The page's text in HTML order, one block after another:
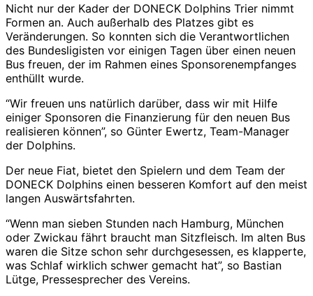
Nicht nur der Kader der DONECK Dolphins Trier nimmt
Formen an. Auch außerhalb des Platzes gibt es
Veränderungen. So konnten sich die Verantwortlichen
des Bundesligisten vor einigen Tagen über einen neuen
Bus freuen, der im Rahmen eines Sponsorenempfanges
enthüllt wurde.
“Wir freuen uns natürlich darüber, dass wir mit Hilfe
einiger Sponsoren die Finanzierung für den neuen Bus
realisieren können”, so Günter Ewertz, Team-Manager
der Dolphins.
Der neue Fiat, bietet den Spielern und dem Team der
DONECK Dolphins einen besseren Komfort auf den meist
langen Auswärtsfahrten.
“Wenn man sieben Stunden nach Hamburg, München
oder Zwickau fährt braucht man Sitzfleisch. Im alten Bus
waren die Sitze schon sehr durchgesessen, es klapperte,
was Schlaf wirklich schwer gemacht hat”, so Bastian
Lütge, Pressesprecher des Vereins.